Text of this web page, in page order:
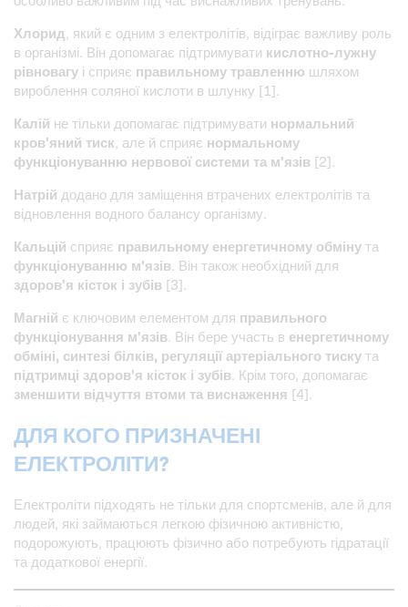
Хлорид, який є одним з електролітів, відіграє важливу роль
в організмі. Він допомагає підтримувати кислотно-лужну
рівновагу і сприяє правильному травленню шляхом
вироблення соляної кислоти в шлунку [1].
Калій не тільки допомагає підтримувати нормальний
кров'яний тиск, але й сприяє нормальному
функціонуванню нервової системи та м'язів [2].
Натрій додано для заміщення втрачених електролітів та
відновлення водного балансу організму.
Кальцій сприяє правильному енергетичному обмінута
функціонуванню м'язів. Він також необхідний для
здоров'я кісток і зубів [3].
Магній є ключовим елементом для правильного
функціонування м'язів. Він бере участь в енергетичному
обміні, синтезі білків, регуляції артеріального тискута
підтримці здоров'я кісток і зубів. Крім того, допомагає
зменшити відчуття втоми та виснаження [4].
ДЛЯ КОГО ПРИЗНАЧЕНІ
ЕЛЕКТРОЛІТИ?
Електроліти підходять не тільки для спортсменів, але й для
людей, які займаються легкою фізичною активністю,
подорожують, працюють фізично або потребують гідратації
та додаткової енергії.